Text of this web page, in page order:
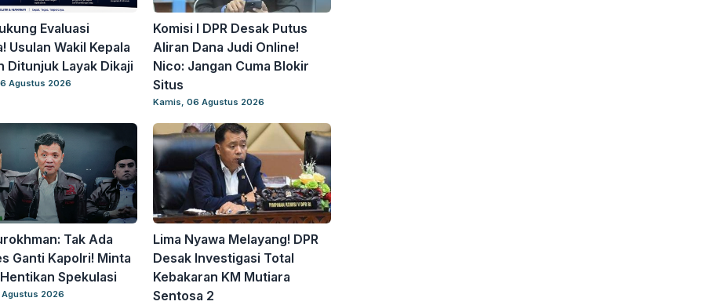
Evaluasi
Usulan Wakil Kepala
Ditunjuk Layak Dikaji
Agustus 2026
Komisi I DPR Desak Putus
Aliran Dana Judi Online!
Nico: Jangan Cuma Blokir
Situs
Kamis, 06 Agustus 2026
Tak Ada
Ganti Kapolri! Minta
Spekulasi
Agustus 2026
Lima Nyawa Melayang! DPR
Desak Investigasi Total
Kebakaran KM Mutiara
Sentosa 2